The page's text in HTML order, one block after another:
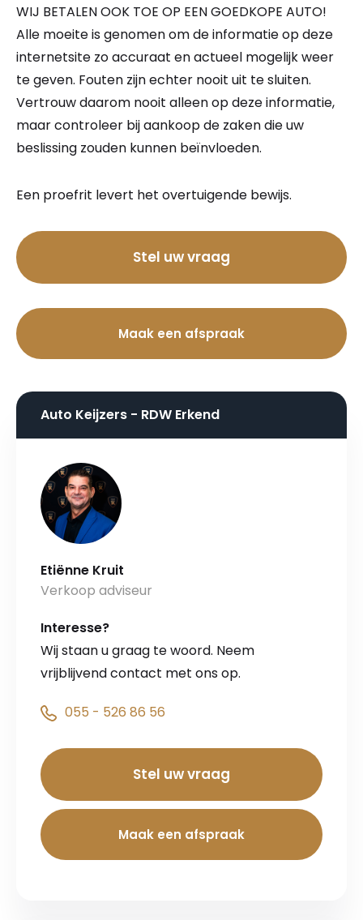
WIJ BETALEN OOK TOE OP EEN GOEDKOPE AUTO!
Alle moeite is genomen om de informatie op deze
internetsite zo accuraat en actueel mogelijk weer
te geven. Fouten zijn echter nooit uit te sluiten.
Vertrouw daarom nooit alleen op deze informatie,
maar controleer bij aankoop de zaken die uw
beslissing zouden kunnen beïnvloeden.
Een proefrit levert het overtuigende bewijs.
Stel uw vraag
Maak een afspraak
Auto Keijzers - RDW Erkend
Etiënne Kruit
Verkoop adviseur
Interesse?
Wij staan u graag te woord. Neem
vrijblijvend contact met ons op.
055 - 526 86 56
Stel uw vraag
Maak een afspraak